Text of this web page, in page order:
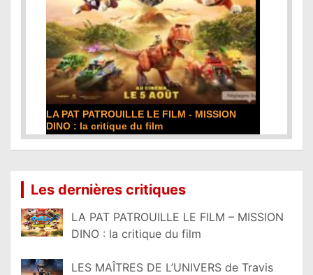
LA PAT PATROUILLE LE FILM - MISSION
DINO : la critique du film
Les dernières critiques
LA PAT PATROUILLE LE FILM – MISSION
DINO : la critique du film
LES MAÎTRES DE L’UNIVERS de Travis